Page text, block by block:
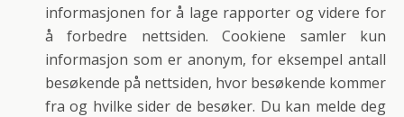
informasjonen for å lage rapporter og videre for
å forbedre nettsiden. Cookiene samler kun
informasjon som er anonym, for eksempel antall
besøkende på nettsiden, hvor besøkende kommer
fra og hvilke sider de besøker. Du kan melde deg